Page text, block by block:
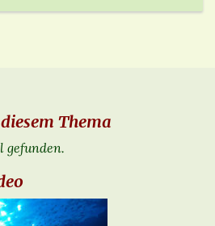
Thema
gefunden.